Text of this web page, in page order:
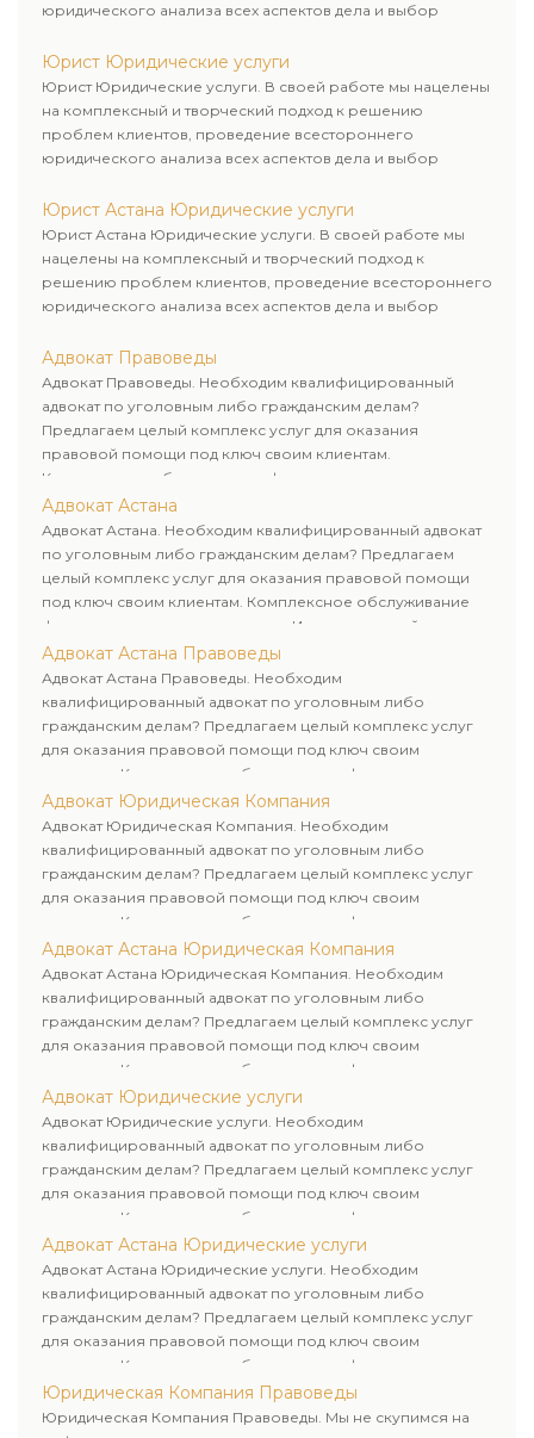
юридического анализа всех аспектов дела и выбор
Юрист Юридические услуги
Юрист Юридические услуги. В своей работе мы нацелены
на комплексный и творческий подход к решению
проблем клиентов, проведение всестороннего
юридического анализа всех аспектов дела и выбор
Юрист Астана Юридические услуги
Юрист Астана Юридические услуги. В своей работе мы
нацелены на комплексный и творческий подход к
решению проблем клиентов, проведение всестороннего
юридического анализа всех аспектов дела и выбор
Адвокат Правоведы
Адвокат Правоведы. Необходим квалифицированный
адвокат по уголовным либо гражданским делам?
Предлагаем целый комплекс услуг для оказания
правовой помощи под ключ своим клиентам.
Комплексное обслуживание физических и юридических
лиц. Индивидуальный подход к каждому клиенту.
Адвокат Астана
Адвокат Астана. Необходим квалифицированный адвокат
по уголовным либо гражданским делам? Предлагаем
целый комплекс услуг для оказания правовой помощи
под ключ своим клиентам. Комплексное обслуживание
физических и юридических лиц. Индивидуальный подход к
каждому клиенту.
Адвокат Астана Правоведы
Адвокат Астана Правоведы. Необходим
квалифицированный адвокат по уголовным либо
гражданским делам? Предлагаем целый комплекс услуг
для оказания правовой помощи под ключ своим
клиентам. Комплексное обслуживание физических и
юридических лиц. Индивидуальный подход к каждому
клиенту.
Адвокат Юридическая Компания
Адвокат Юридическая Компания. Необходим
квалифицированный адвокат по уголовным либо
гражданским делам? Предлагаем целый комплекс услуг
для оказания правовой помощи под ключ своим
клиентам. Комплексное обслуживание физических и
юридических лиц. Индивидуальный подход к каждому
клиенту.
Адвокат Астана Юридическая Компания
Адвокат Астана Юридическая Компания. Необходим
квалифицированный адвокат по уголовным либо
гражданским делам? Предлагаем целый комплекс услуг
для оказания правовой помощи под ключ своим
клиентам. Комплексное обслуживание физических и
юридических лиц. Индивидуальный подход к каждому
клиенту.
Адвокат Юридические услуги
Адвокат Юридические услуги. Необходим
квалифицированный адвокат по уголовным либо
гражданским делам? Предлагаем целый комплекс услуг
для оказания правовой помощи под ключ своим
клиентам. Комплексное обслуживание физических и
юридических лиц. Индивидуальный подход к каждому
клиенту.
Адвокат Астана Юридические услуги
Адвокат Астана Юридические услуги. Необходим
квалифицированный адвокат по уголовным либо
гражданским делам? Предлагаем целый комплекс услуг
для оказания правовой помощи под ключ своим
клиентам. Комплексное обслуживание физических и
юридических лиц. Индивидуальный подход к каждому
клиенту.
Юридическая Компания Правоведы
Юридическая Компания Правоведы. Мы не скупимся на